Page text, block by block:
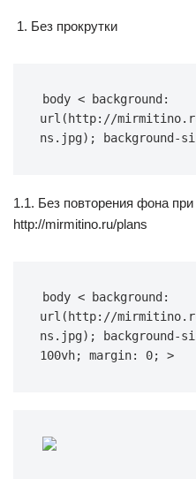
Без прокрутки
body < background:
url(http://
ns.jpg); background-
1.1. Без повторения фона
http://mirmitino.ru/plans
body < background:
url(http://
ns.jpg); background-
100vh; margin: 0; >